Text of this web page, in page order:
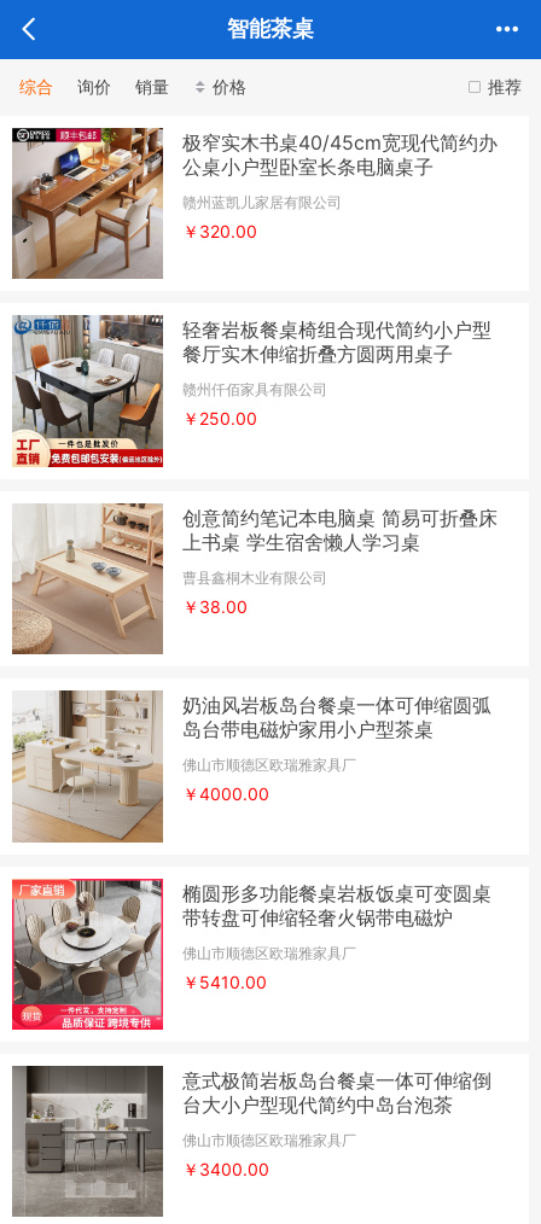
智能茶桌
推荐
综合 询价 销量 价格
极窄实木书桌40/45cm宽现代简约办
公桌小户型卧室长条电脑桌子
赣州蓝凯儿家居有限公司
￥320.00
轻奢岩板餐桌椅组合现代简约小户型
餐厅实木伸缩折叠方圆两用桌子
赣州仟佰家具有限公司
￥250.00
创意简约笔记本电脑桌 简易可折叠床
上书桌 学生宿舍懒人学习桌
曹县鑫桐木业有限公司
￥38.00
奶油风岩板岛台餐桌一体可伸缩圆弧
岛台带电磁炉家用小户型茶桌
佛山市顺德区欧瑞雅家具厂
￥4000.00
椭圆形多功能餐桌岩板饭桌可变圆桌
带转盘可伸缩轻奢火锅带电磁炉
佛山市顺德区欧瑞雅家具厂
￥5410.00
意式极简岩板岛台餐桌一体可伸缩倒
台大小户型现代简约中岛台泡茶
佛山市顺德区欧瑞雅家具厂
￥3400.00